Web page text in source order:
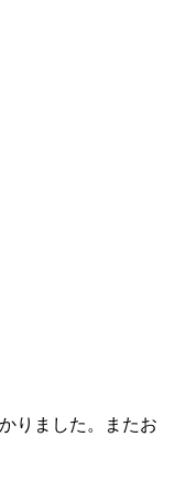
りました。またお